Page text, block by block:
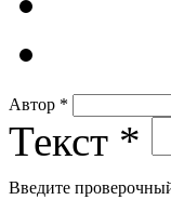
Автор *
Текст *
Введите